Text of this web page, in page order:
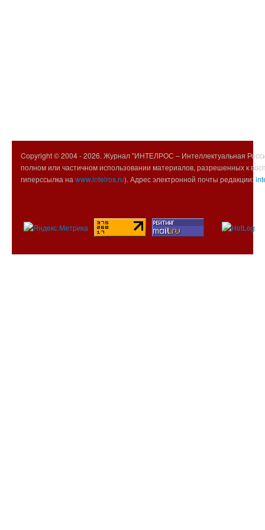
Copyright © 2004 -2026. Журнал "ИНТЕЛРОС – Интеллектуальная
полном или частичном использовании материалов, разрешенных к
гиперссылка на www.intelros.ru). Адрес электронной почты редакции: